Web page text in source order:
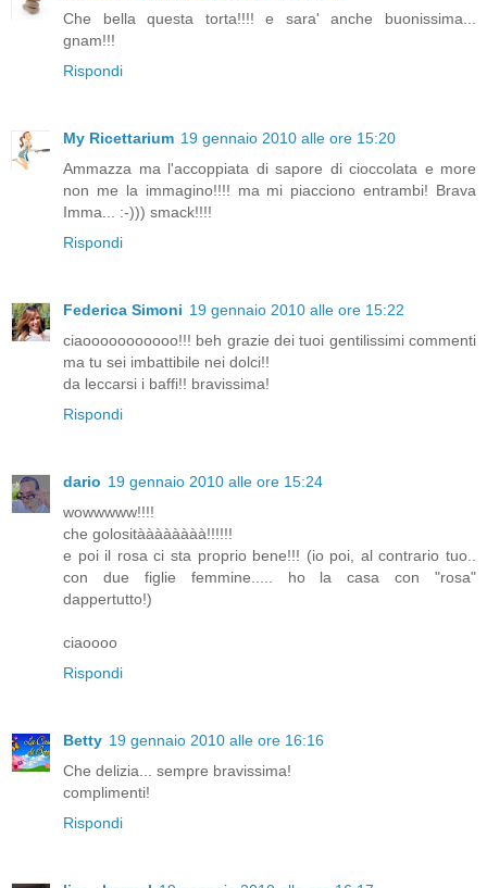
Che bella questa torta!!!! e sara' anche buonissima...
gnam!!!
Rispondi
My Ricettarium 19 gennaio 2010 alle ore 15:20
Ammazza ma l'accoppiata di sapore di cioccolata e more
non me la immagino!!!! ma mi piacciono entrambi! Brava
Imma... :-))) smack!!!!
Rispondi
Federica Simoni 19 gennaio 2010 alle ore 15:22
ciaooooooooooo!!! beh grazie dei tuoi gentilissimi commenti
ma tu sei imbattibile nei dolci!!
da leccarsi i baffi!! bravissima!
Rispondi
dario 19 gennaio 2010 alle ore 15:24
wowwwww!!!!
che golositàààààààà!!!!!!
e poi il rosa ci sta proprio bene!!! (io poi, al contrario tuo..
con due figlie femmine..... ho la casa con "rosa"
dappertutto!)
ciaoooo
Rispondi
Betty 19 gennaio 2010 alle ore 16:16
Che delizia... sempre bravissima!
complimenti!
Rispondi